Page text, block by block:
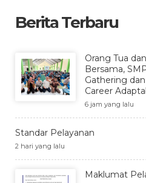
Berita Terbaru
Orang Tua
Bersama,
Gathering
Career
6 jam yang lalu
Standar Pelayanan
2 hari yang lalu
Maklumat